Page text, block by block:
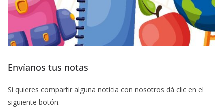
Envíanos tus notas
Si quieres compartir alguna noticia con nosotros dá clic en el
siguiente botón.